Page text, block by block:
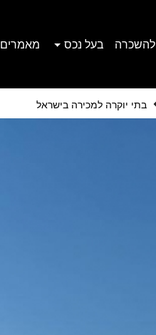
להשכרה בעל נכס מאמרים
בתי יוקרה למכירה בישראל